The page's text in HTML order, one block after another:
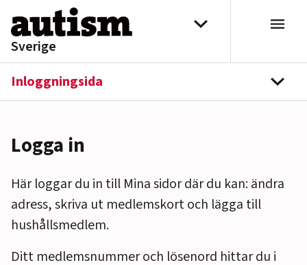
Hoppa till innehåll
Sverige
Välj distrikt
Inloggningsida
Logga in
Här loggar du in till Mina sidor där du kan: ändra
adress, skriva ut medlemskort och lägga till
hushållsmedlem.
Ditt medlemsnummer och lösenord hittar du i